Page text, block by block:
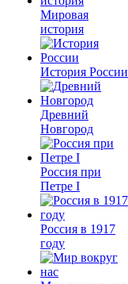
Мировая
история
История России
Древний
Новгород
Россия при
Петре I
Россия в 1917
году